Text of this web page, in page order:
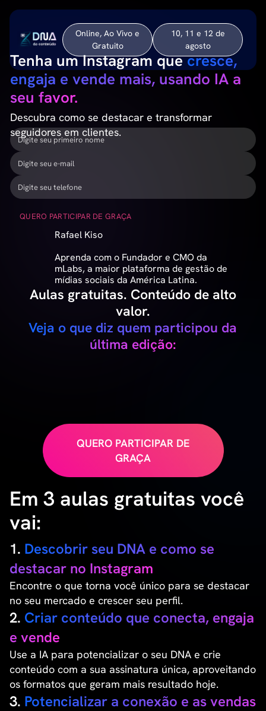
Online, Ao Vivo e
Gratuito
10, 11 e 12 de
agosto
Tenha um Instagram quecresce,
engaja e vende mais, usando IA a
seu favor.
Descubra como se destacar e transformar
seguidores em clientes.
QUERO PARTICIPAR DE GRAÇA
Rafael Kiso
Aprenda com o Fundador e CMO da
mLabs, a maior plataforma de gestão de
mídias sociais da América Latina.
Aulas gratuitas. Conteúdo de alto
valor.
Veja o que diz quem participou da
última edição:
QUERO PARTICIPAR DE
GRAÇA
Em 3 aulas gratuitas você
vai:
1. Descobrir seu DNA e como se
destacar no Instagram
Encontre o que torna você único para se destacar
no seu mercado e crescer seu perfil.
2. Criar conteúdo que conecta, engaja
e vende
Use a IA para potencializar o seu DNA e crie
conteúdo com a sua assinatura única, aproveitando
os formatos que geram mais resultado hoje.
3. Potencializar a conexão e as vendas